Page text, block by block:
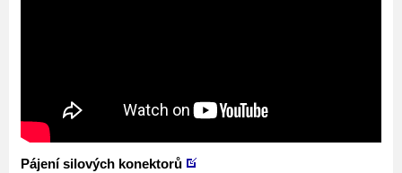
Pájení silových konektorů